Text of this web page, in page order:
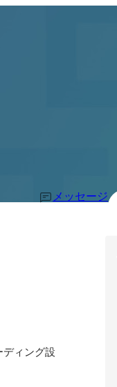
メッセージ
ィング設